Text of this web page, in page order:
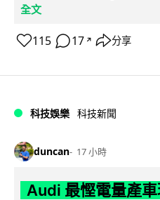
全文
115 17 ↗ 分享
科技娛樂 科技新聞
duncan 17 小時
Audi 最慳電量產